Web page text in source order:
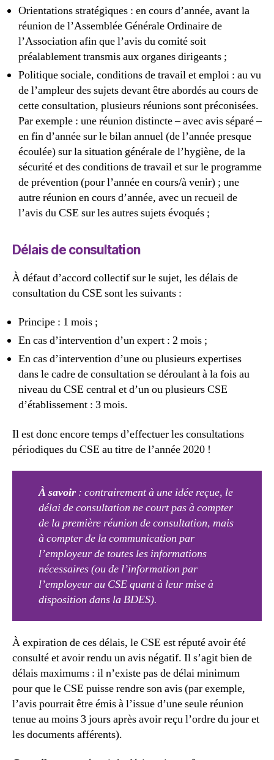
Orientations stratégiques : en cours d’année, avant la
réunion de l’Assemblée Générale Ordinaire de
l’Association afin que l’avis du comité soit
préalablement transmis aux organes dirigeants ;
Politique sociale, conditions de travail et emploi : au vu
de l’ampleur des sujets devant être abordés au cours de
cette consultation, plusieurs réunions sont préconisées.
Par exemple : une réunion distincte – avec avis séparé –
en fin d’année sur le bilan annuel (de l’année presque
écoulée) sur la situation générale de l’hygiène, de la
sécurité et des conditions de travail et sur le programme
de prévention (pour l’année en cours/à venir) ; une
autre réunion en cours d’année, avec un recueil de
l’avis du CSE sur les autres sujets évoqués ;
Délais de consultation
À défaut d’accord collectif sur le sujet, les délais de
consultation du CSE sont les suivants :
Principe : 1 mois ;
En cas d’intervention d’un expert : 2 mois ;
En cas d’intervention d’une ou plusieurs expertises
dans le cadre de consultation se déroulant à la fois au
niveau du CSE central et d’un ou plusieurs CSE
d’établissement : 3 mois.
Il est donc encore temps d’effectuer les consultations
périodiques du CSE au titre de l’année 2020 !
À savoir: contrairement à une idée reçue, le
délai de consultation ne court pas à compter
de la première réunion de consultation, mais
à compter de la communication par
l’employeur de toutes les informations
nécessaires (ou de l’information par
l’employeur au CSE quant à leur mise à
disposition dans la BDES).
À expiration de ces délais, le CSE est réputé avoir été
consulté et avoir rendu un avis négatif. Il s’agit bien de
délais maximums : il n’existe pas de délai minimum
pour que le CSE puisse rendre son avis (par exemple,
l’avis pourrait être émis à l’issue d’une seule réunion
tenue au moins 3 jours après avoir reçu l’ordre du jour et
les documents afférents).